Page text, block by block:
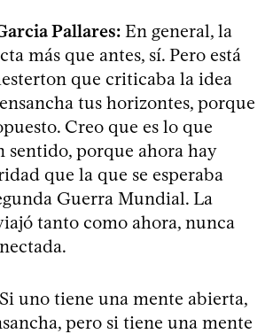
Pallares: En general, la
más que antes, sí. Pero está
que criticaba la idea
tus horizontes, porque
Creo que es lo que
sentido, porque ahora hay
que la que se esperaba
Guerra Mundial. La
tanto como ahora, nunca
Si uno tiene una mente abierta,
pero si tiene una mente